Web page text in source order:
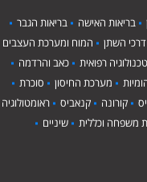
בריאות האישה
בריאות הגבר
דרכי השתן
המוח ומערכת העצבים
טכנולוגיה רפואית
כאב והרדמה
מערכת החיסון
סוכרת
קורונה קנאביס
ראומטולוגיה
משפחה וכללית
שיניים